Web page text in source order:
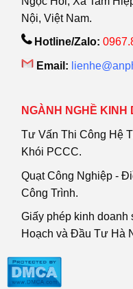
Nội, Việt Nam.
Hotline/Zalo:
Email:
NGÀNH NGHỀ KINH
Tư Vấn Thi Công Hệ
Khói PCCC.
Quạt Công Nghiệp -
Công Trình.
Giấy phép kinh doanh
Hoạch và Đầu Tư Hà